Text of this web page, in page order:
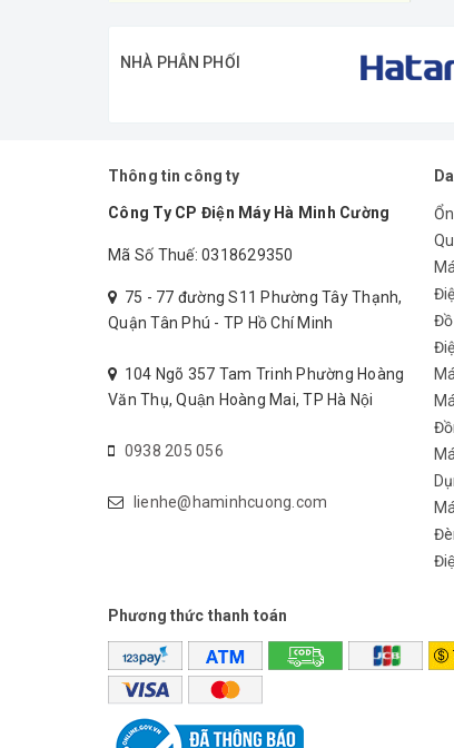
NHÀ PHÂN PHỐI
Thông tin công ty
Công Ty CP Điện Máy Hà Minh Cường
Mã Số Thuế: 0318629350
75 - 77 đường S11 Phường Tây Thạnh,
Quận Tân Phú - TP Hồ Chí Minh
104 Ngõ 357 Tam Trinh Phường Hoàng
Văn Thụ, Quận Hoàng Mai, TP Hà Nội
0938 205 056
lienhe@haminhcuong.com
Đồ
Phương thức thanh toán